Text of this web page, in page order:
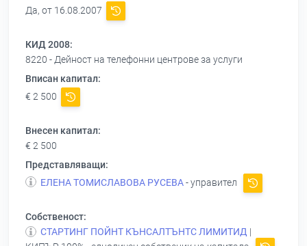
Да, от 16.08.2007
КИД 2008:
8220 - Дейност на телефонни центрове за услуги
Вписан капитал:
€ 2 500
Внесен капитал:
€ 2 500
Представляващи:
ЕЛЕНА ТОМИСЛАВОВА РУСЕВА- управител
Собственост:
СТАРТИНГ ПОЙНТ КЪНСАЛТЪНТС ЛИМИТИД |